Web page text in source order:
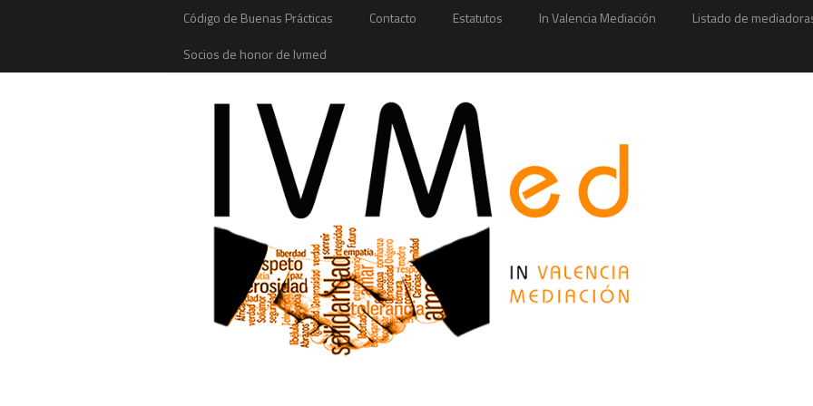
Código de Buenas Prácticas Contacto Estatutos In Valencia Mediación Listado de
Socios de honor de Ivmed